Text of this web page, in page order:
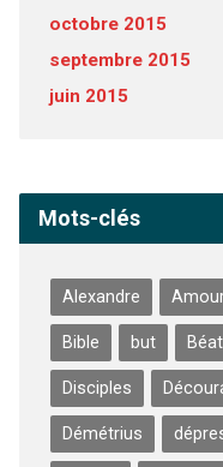
octobre 2015
septembre 2015
juin 2015
Mots-clés
Alexandre
Bible but
Disciples
Démétrius